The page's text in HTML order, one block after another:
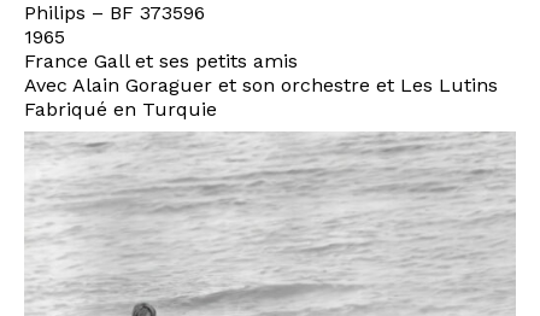
Philips – BF 373596
1965
France Gall et ses petits amis
Avec Alain Goraguer et son orchestre et Les Lutins
Fabriqué en Turquie